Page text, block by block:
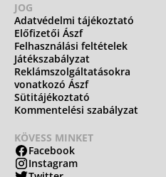
JOG
Adatvédelmi tájékoztató
Előfizetői Ászf
Felhasználási feltételek
Játékszabályzat
Reklámszolgáltatásokra
vonatkozó Ászf
Sütitájékoztató
Kommentelési szabályzat
KÖVESS MINKET
Facebook
Instagram